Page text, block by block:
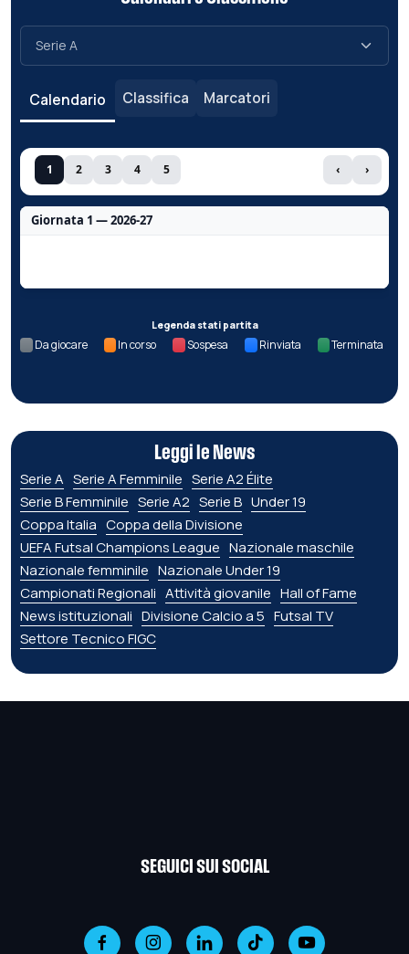
Calendario Classifica Marcatori
1 2 3 4 5 ‹ ›
Giornata 1 — 2026-27
Legenda stati partita
Da giocare In corso Sospesa Rinviata Terminata
Leggi le News
Serie A Serie A Femminile Serie A2 Élite
Serie B Femminile Serie A2 Serie B Under 19
Coppa Italia Coppa della Divisione
UEFA Futsal Champions League Nazionale maschile
Nazionale femminile Nazionale Under 19
Campionati Regionali Attività giovanile Hall of Fame
News istituzionali Divisione Calcio a 5 Futsal TV
Settore Tecnico FIGC
SEGUICI SUI SOCIAL